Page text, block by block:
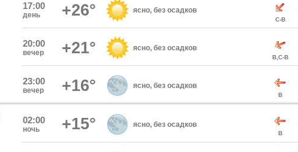
17:00
день +26° ясно, без осадков
С-В
20:00
вечер +21° ясно, без осадков
В,С-В
23:00
вечер +16° ясно, без осадков
В
02:00
ночь +15° ясно, без осадков
В